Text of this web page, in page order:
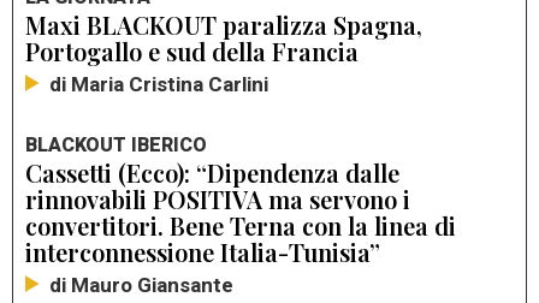
Maxi BLACKOUT paralizza Spagna,
Portogallo e sud della Francia
di Maria Cristina Carlini
BLACKOUT IBERICO
Cassetti (Ecco): “Dipendenza dalle
rinnovabili POSITIVA ma servono i
convertitori. Bene Terna con la linea di
interconnessione Italia-Tunisia”
di Mauro Giansante